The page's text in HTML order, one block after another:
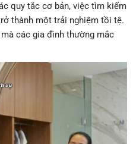
quy tắc cơ bản, việc tìm kiếm
thành một trải nghiệm tồi tệ.
các gia đình thường mắc